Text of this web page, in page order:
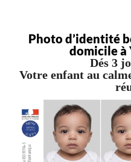
Photo d’identité
domicile à
Dés 3
Votre enfant au